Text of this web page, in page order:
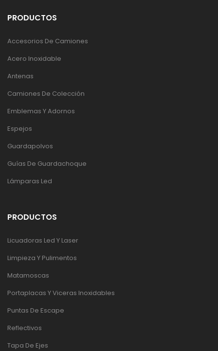
PRODUCTOS
Accesorios De Camiones
Acero Inoxidable
Antenas
Camiones De Colección
Emblemas Y Adornos
Espejos
Guardapolvos
Guías De Guardachoque
Lámparas Led
PRODUCTOS
Licuadoras Led Y Laser
Limpieza Y Pulimentos
Matamoscas
Portaplacas Y Viceras Inoxidables
Puntas De Escape
Reflectivos
Tapa De Ejes